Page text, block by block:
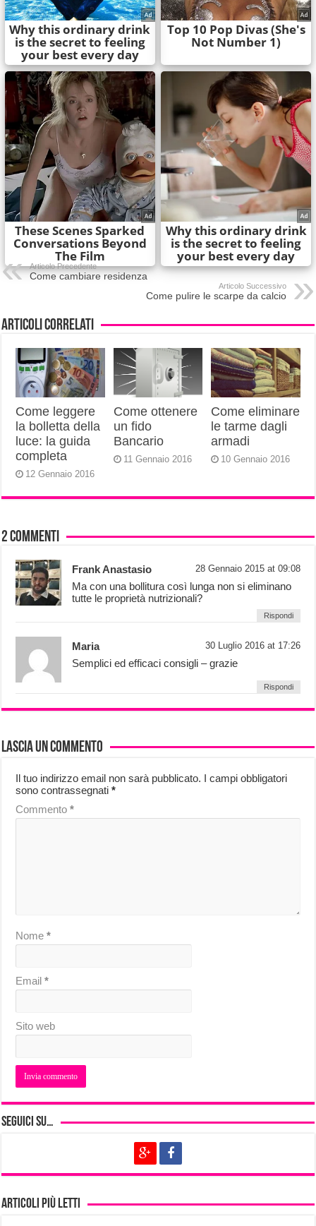
Articolo Precedente
Come cambiare residenza
Articolo Successivo
Come pulire le scarpe da calcio
Articoli correlati
Come leggere
la bolletta della
luce: la guida
completa
12 Gennaio 2016
Come ottenere
un fido
Bancario
11 Gennaio 2016
Come eliminare
le tarme dagli
armadi
10 Gennaio 2016
2 commenti
Frank Anastasio 28 Gennaio 2015 at 09:08
Ma con una bollitura così lunga non si eliminano
tutte le proprietà nutrizionali?
Rispondi
Maria 30 Luglio 2016 at 17:26
Semplici ed efficaci consigli – grazie
Rispondi
Lascia un commento
Il tuo indirizzo email non sarà pubblicato. I campi obbligatori
sono contrassegnati*
Commento*
Nome*
Email*
Sito web
Seguici su…
Articoli più letti